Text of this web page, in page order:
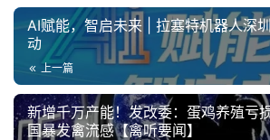
AI赋能，智启未来 | 拉塞特机器人深
动
上一篇
新增千万产能！发改委：蛋鸡养殖亏
国暴发禽流感【禽听要闻】